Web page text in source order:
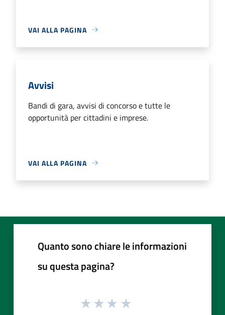
VAI ALLA PAGINA
Avvisi
Bandi di gara, avvisi di concorso e tutte le
opportunità per cittadini e imprese.
VAI ALLA PAGINA
Quanto sono chiare le informazioni
su questa pagina?